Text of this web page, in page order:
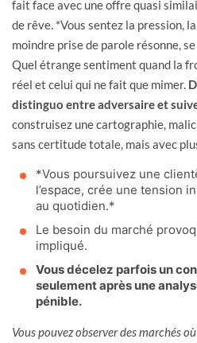
fait face avec une offre quasi
de rêve. *Vous sentez la pression,
moindre prise de parole résonne,
Quel étrange sentiment quand la
réel et celui qui ne fait que mimer.
distinguo entre adversaire et
construisez une cartographie,
sans certitude totale, mais avec
*Vous poursuivez une
l’espace, crée une tension
au quotidien.*
Le besoin du marché
impliqué.
Vous décelez parfois un
seulement après une
pénible.
Vous pouvez observer des marchés